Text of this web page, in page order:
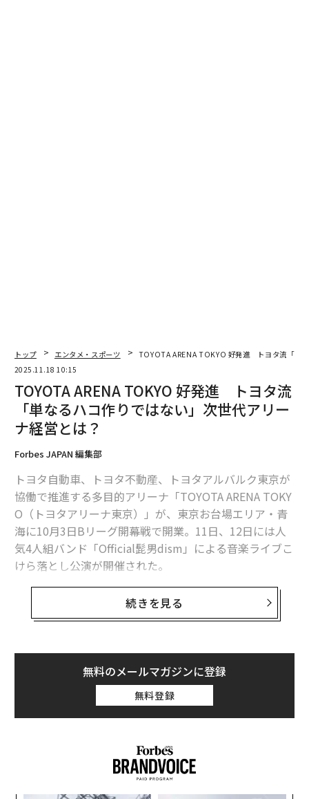
平安神宮
静岡県の焼津で開催した時には、焼津といえば漁港、と
いうことで、漁師さんたちが港にずらっと船を並べてく
れて、その前で試合をしたんですよ。
自治体やデベロッパー、ショッピングセンターなど様々
なパートナーと一緒に、地域や施設のにぎわい創造に取
り組んでいます。
2018シーズンにはユニークべニュー賞を受賞した焼津漁港
ドに一部観戦席がありますが、席数も限られ、価格も40
00〜5000円となるとチケット収入はそう多くないですよ
トップ エンタメ・スポーツ
TOYOTA ARENA TOKYO 好発進 トヨタ流「単
2025.11.18 10:15
TOYOTA ARENA TOKYO 好発進 トヨタ流
「単なるハコ作りではない」次世代アリー
ナ経営とは？
Forbes JAPAN 編集部
トヨタ自動車、トヨタ不動産、トヨタアルバルク東京が
協働で推進する多目的アリーナ「TOYOTA ARENA TOKY
O（トヨタアリーナ東京）」が、東京お台場エリア・青
海に10月3日Bリーグ開幕戦で開業。11日、12日には人
気4人組バンド「Official髭男dism」による音楽ライブこ
けら落とし公演が開催された。
男子プロバスケットボールBリーグB1のアルバルク東京
のホームアリーナで、収容客数は約1万人（音楽興行時
もめ・青海駅から徒歩4〜5分というアクセスを誇り、初
年度は貸館を含めて稼働率ほぼ100％、150万人程度の集
客を見込んでいる。
周辺地域では、東京都が臨海副都心の新たなランドマー
ウンテン（仮称）」（2026年3月完成予定）や、テレビ
朝日が建設中の複合型エンタテインメント施設「TOKYO
続きを見る
無料のメールマガジンに登録
無料登録